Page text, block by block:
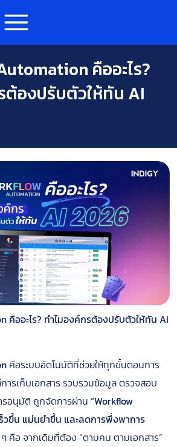
คืออะไร?
ต้องปรับตัวให้ทัน AI
คืออะไร? ทำไมองค์กรต้องปรับตัวให้ทัน AI
คือระบบอัตโนมัติที่ช่วยให้ทุกขั้นตอนการ
ารเก็บเอกสาร รวบรวมข้อมูล ตรวจสอบ
รอนุมัติ ถูกจัดการผ่าน “Workflow
วขึ้น แม่นยำขึ้น และลดการพึ่งพาการ
คือ จากเดิมที่ต้อง “ตามคน ตามเอกสาร”